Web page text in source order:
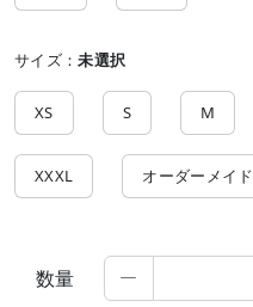
サイズ：未選択
XS S M
XXXL オーダーメイド
数量 